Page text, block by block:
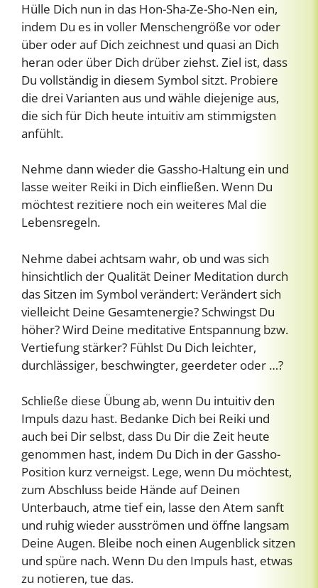
Hülle Dich nun in das Hon-Sha-Ze-Sho-Nen ein,
indem Du es in voller Menschengröße vor oder
über oder auf Dich zeichnest und quasi an Dich
heran oder über Dich drüber ziehst. Ziel ist, dass
Du vollständig in diesem Symbol sitzt. Probiere
die drei Varianten aus und wähle diejenige aus,
die sich für Dich heute intuitiv am stimmigsten
anfühlt.
Nehme dann wieder die Gassho-Haltung ein und
lasse weiter Reiki in Dich einfließen. Wenn Du
möchtest rezitiere noch ein weiteres Mal die
Lebensregeln.
Nehme dabei achtsam wahr, ob und was sich
hinsichtlich der Qualität Deiner Meditation durch
das Sitzen im Symbol verändert: Verändert sich
vielleicht Deine Gesamtenergie? Schwingst Du
höher? Wird Deine meditative Entspannung bzw.
Vertiefung stärker? Fühlst Du Dich leichter,
durchlässiger, beschwingter, geerdeter oder …?
Schließe diese Übung ab, wenn Du intuitiv den
Impuls dazu hast. Bedanke Dich bei Reiki und
auch bei Dir selbst, dass Du Dir die Zeit heute
genommen hast, indem Du Dich in der Gassho-
Position kurz verneigst. Lege, wenn Du möchtest,
zum Abschluss beide Hände auf Deinen
Unterbauch, atme tief ein, lasse den Atem sanft
und ruhig wieder ausströmen und öffne langsam
Deine Augen. Bleibe noch einen Augenblick sitzen
und spüre nach. Wenn Du den Impuls hast, etwas
zu notieren, tue das.